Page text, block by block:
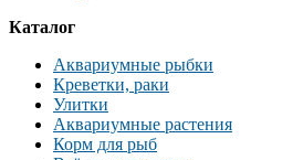
Каталог
Аквариумные рыбки
Креветки, раки
Улитки
Аквариумные растения
Корм для рыб